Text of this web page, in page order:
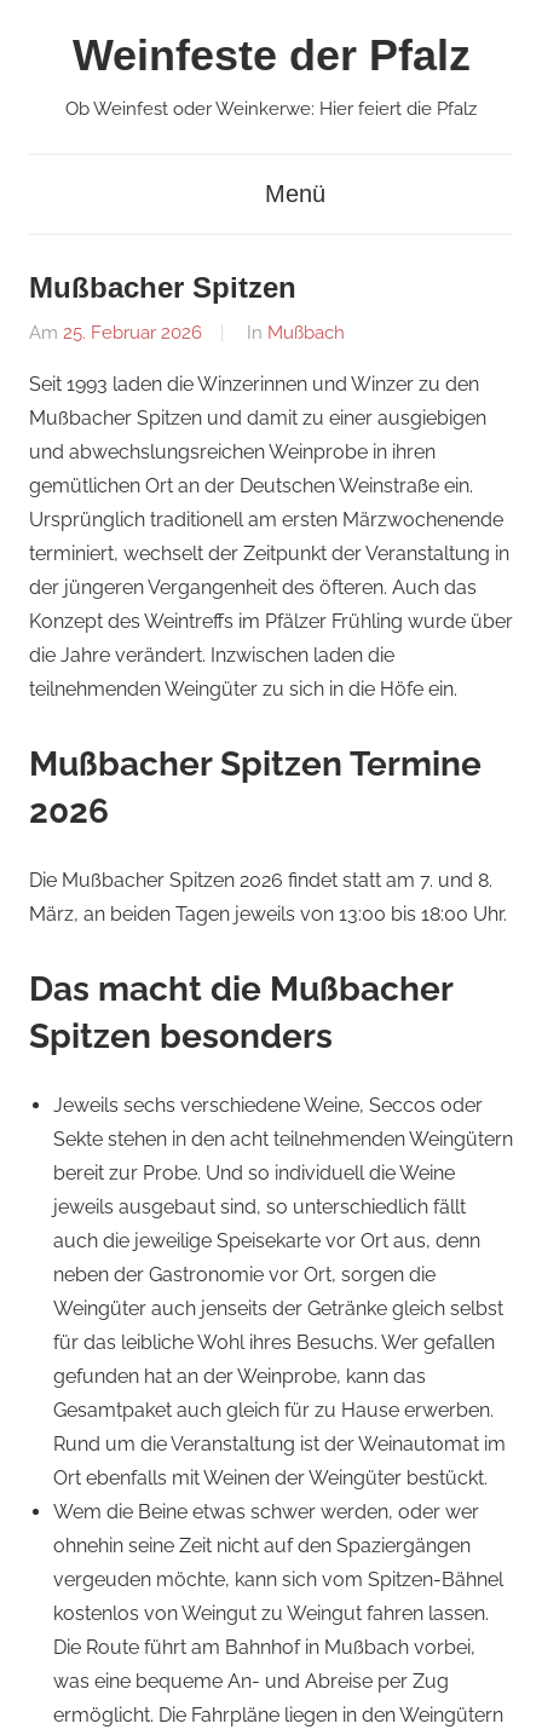
Weinfeste der Pfalz
Ob Weinfest oder Weinkerwe: Hier feiert die Pfalz
Menü
Mußbacher Spitzen
Am 25. Februar 2026
Von
In Mußbach
Seit 1993 laden die Winzerinnen und Winzer zu den
Mußbacher Spitzen und damit zu einer ausgiebigen
und abwechslungsreichen Weinprobe in ihren
gemütlichen Ort an der Deutschen Weinstraße ein.
Ursprünglich traditionell am ersten Märzwochenende
terminiert, wechselt der Zeitpunkt der Veranstaltung in
der jüngeren Vergangenheit des öfteren. Auch das
Konzept des Weintreffs im Pfälzer Frühling wurde über
die Jahre verändert. Inzwischen laden die
teilnehmenden Weingüter zu sich in die Höfe ein.
Mußbacher Spitzen Termine
2026
Die Mußbacher Spitzen 2026 findet statt am 7. und 8.
März, an beiden Tagen jeweils von 13:00 bis 18:00 Uhr.
Das macht die Mußbacher
Spitzen besonders
Jeweils sechs verschiedene Weine, Seccos oder
Sekte stehen in den acht teilnehmenden Weingütern
bereit zur Probe. Und so individuell die Weine
jeweils ausgebaut sind, so unterschiedlich fällt
auch die jeweilige Speisekarte vor Ort aus, denn
neben der Gastronomie vor Ort, sorgen die
Weingüter auch jenseits der Getränke gleich selbst
für das leibliche Wohl ihres Besuchs. Wer gefallen
gefunden hat an der Weinprobe, kann das
Gesamtpaket auch gleich für zu Hause erwerben.
Rund um die Veranstaltung ist der Weinautomat im
Ort ebenfalls mit Weinen der Weingüter bestückt.
Wem die Beine etwas schwer werden, oder wer
ohnehin seine Zeit nicht auf den Spaziergängen
vergeuden möchte, kann sich vom Spitzen-Bähnel
kostenlos von Weingut zu Weingut fahren lassen.
Die Route führt am Bahnhof in Mußbach vorbei,
was eine bequeme An- und Abreise per Zug
ermöglicht. Die Fahrpläne liegen in den Weingütern